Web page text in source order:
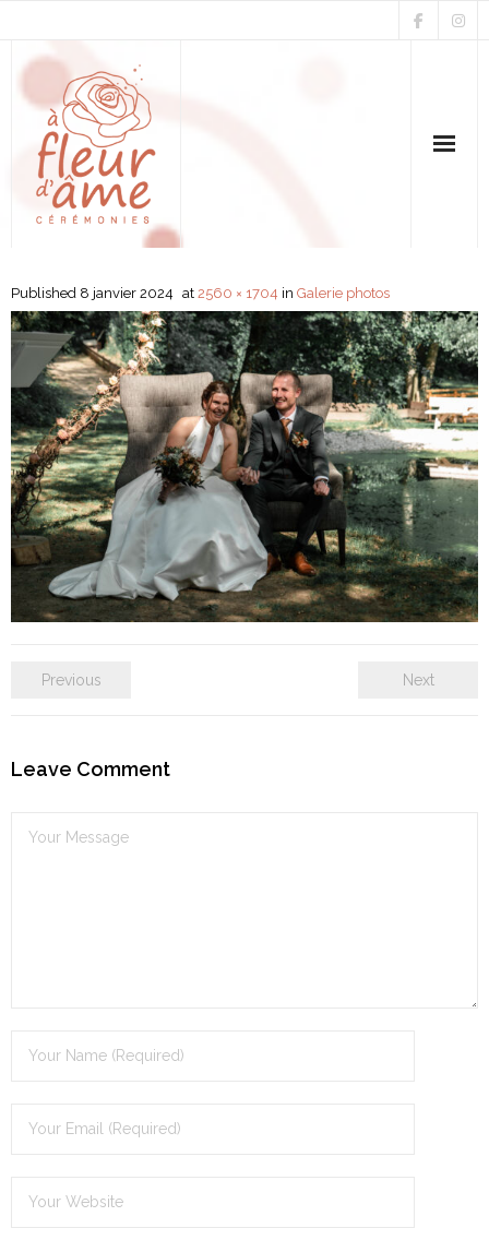
Mariage & Renouvellement
Parrainage
Funérailles & Hommage
Avis & Galeries
Contact
Published 8 janvier 2024 at 2560 × 1704 in Galerie photos
Previous Next
Leave Comment